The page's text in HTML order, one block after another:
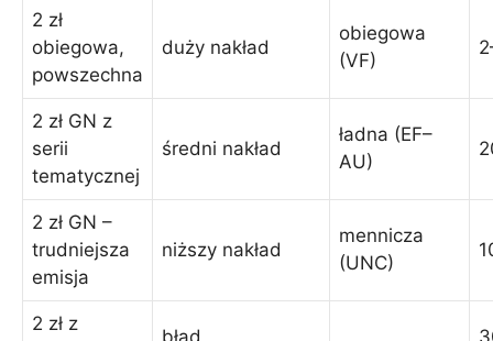
2 zł
obiegowa,
powszechna
duży nakład
obiegowa
(VF)
2 zł GN z
serii
tematycznej
średni nakład
ładna (EF–
AU)
2 zł GN –
trudniejsza
emisja
niższy nakład
mennicza
(UNC)
2 zł z
błąd